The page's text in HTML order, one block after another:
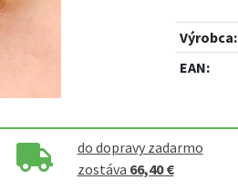
Výrobca:
EAN:
do dopravy zadarmo
zostáva 66,40 €